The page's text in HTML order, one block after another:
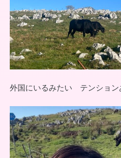
外国にいるみたい テンション